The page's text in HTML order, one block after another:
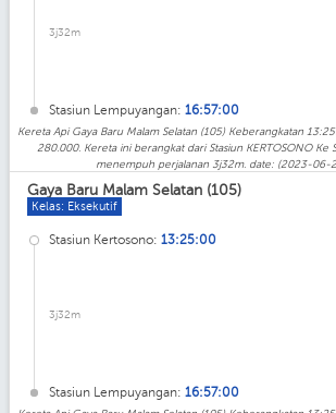
3j32m
Stasiun Lempuyangan: 16:57:00
Kereta Api Gaya Baru Malam Selatan (105) Keberangkatan
280.000. Kereta ini berangkat dari Stasiun KERTOSONO Ke
menempuh perjalanan 3j32m. date: (2023-06-
Gaya Baru Malam Selatan (105)
Kelas: Eksekutif
Stasiun Kertosono: 13:25:00
3j32m
Stasiun Lempuyangan: 16:57:00